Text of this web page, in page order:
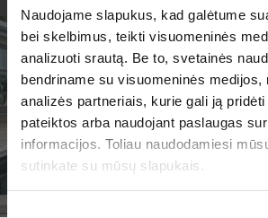
Naudojame slapukus, kad galėtume
bei skelbimus, teikti visuomeninės
analizuoti srautą. Be to, svetainės
bendriname su visuomeninės medijos,
analizės partneriais, kurie gali ją
pateiktos arba naudojant paslaugas
informacijos. Toliau naudodamiesi
sutinkate su mūsų slapukais.
Sutikimo
Kelionės draudimas;
Kurorto mokestis;
Apgyvendinimas vienviečiame
mokestį.
TURIME
JUMS